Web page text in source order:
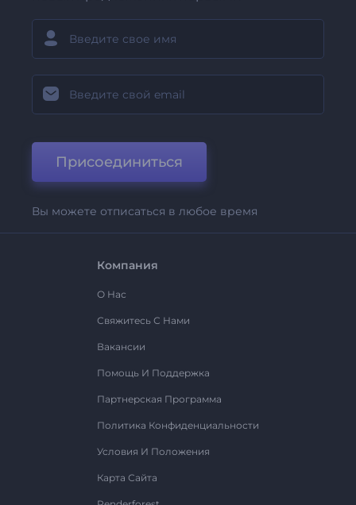
Присоединиться
Вы можете отписаться в любое время
Компания
О Нас
Свяжитесь С Нами
Вакансии
Помощь И Поддержка
Партнерская Программа
Политика Конфиденциальности
Условия И Положения
Карта Сайта